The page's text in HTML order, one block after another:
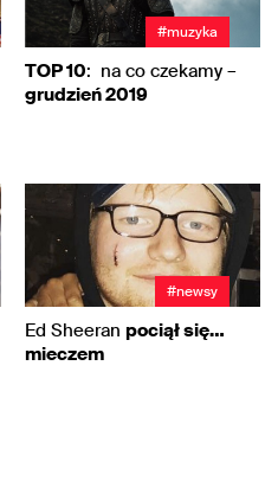
#muzyka
TOP 10: na co czekamy –
grudzień 2019
#newsy
Ed Sheeran pociął się…
mieczem